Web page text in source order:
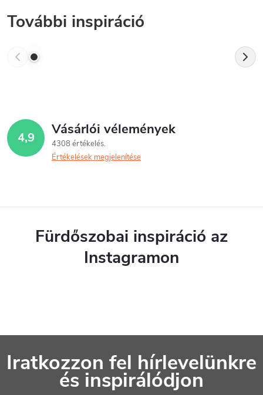
További inspiráció
4,9 Vásárlói vélemények
4308 értékelés
Értékelések megjelenítése
Fürdőszobai inspiráció az
Instagramon
áIratkozzon fel hírlevelünkre
és inspirálódjon